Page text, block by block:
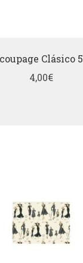
Clásico
4,00€